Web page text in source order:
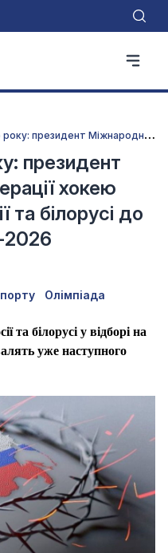
Г
аньба нового року: президент Міжнародної федерації хокею хоче допуску росії та білорусі до Олімпійських ігор-2026
президент
хокею
та білорусі до
2026
Олімпіада
та білорусі у відборі на
уже наступного